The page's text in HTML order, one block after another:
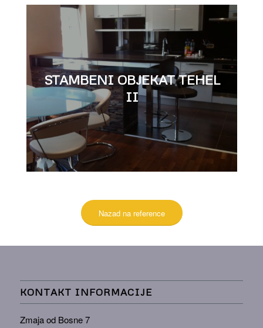
STAMBENI OBJEKAT TEHEL
II
Nazad na reference
KONTAKT INFORMACIJE
Zmaja od Bosne 7